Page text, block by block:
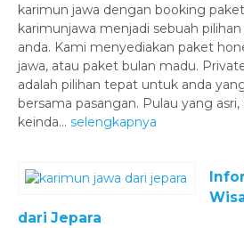
karimun jawa dengan booking
karimunjawa menjadi sebuah
anda. Kami menyediakan paket
jawa, atau paket bulan madu.
adalah pilihan tepat untuk anda
bersama pasangan. Pulau yang
keinda... selengkapnya
dari Jepara